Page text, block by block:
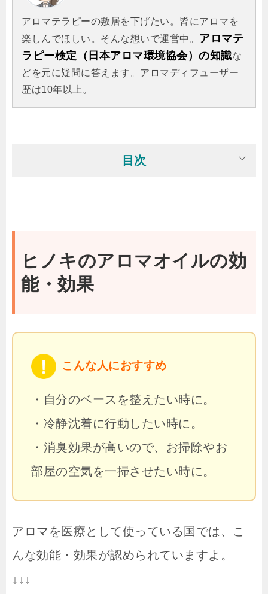
アロマテラピーの敷居を下げたい。皆にアロマを
楽しんでほしい。そんな想いで運営中。 アロマテ
ラピー検定（日本アロマ環境協会）の知識な
どを元に疑問に答えます。アロマディフューザー
歴は10年以上。
目次
ヒノキのアロマオイルの効
能・効果
こんな人におすすめ
・自分のベースを整えたい時に。
・冷静沈着に行動したい時に。
・消臭効果が高いので、お掃除やお
部屋の空気を一掃させたい時に。
アロマを医療として使っている国では、こ
んな効能・効果が認められていますよ。
↓↓↓